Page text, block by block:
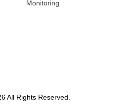
Monitoring
All Rights Reserved.